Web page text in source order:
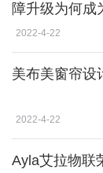
障升级为何成
2022-4-22
美布美窗帘设
2022-4-22
Ayla艾拉物联